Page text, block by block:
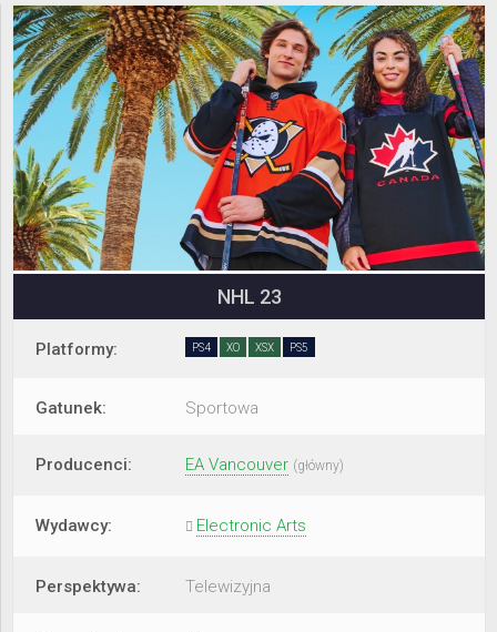
NHL 23
Platformy: PS4 XO XSX PS5
Gatunek: Sportowa
Producenci: EA Vancouver (główny)
Wydawcy: Electronic Arts
Perspektywa: Telewizyjna